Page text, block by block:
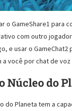
o GameShare1 para
com outro
e usar o GameChat2
a você por chat de voz
Núcleo do
do Planeta tem a